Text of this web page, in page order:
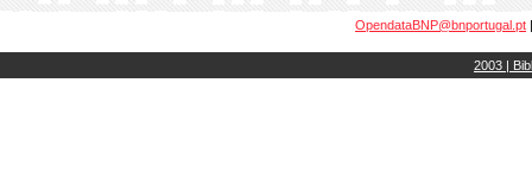
OpendataBNP@bnportugal.pt
2003 |